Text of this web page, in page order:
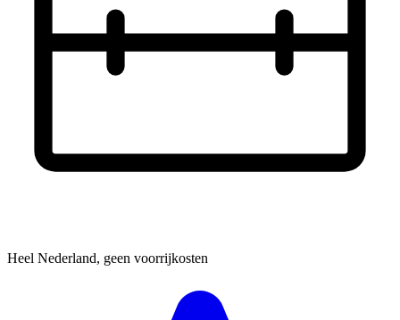
Heel Nederland, geen voorrijkosten